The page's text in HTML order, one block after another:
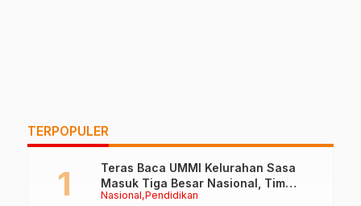
TERPOPULER
Nasional Pendidikan
Teras Baca UMMI Kelurahan Sasa
Masuk Tiga Besar Nasional, Tim
Penilai Lakukan Visitasi di Ternate